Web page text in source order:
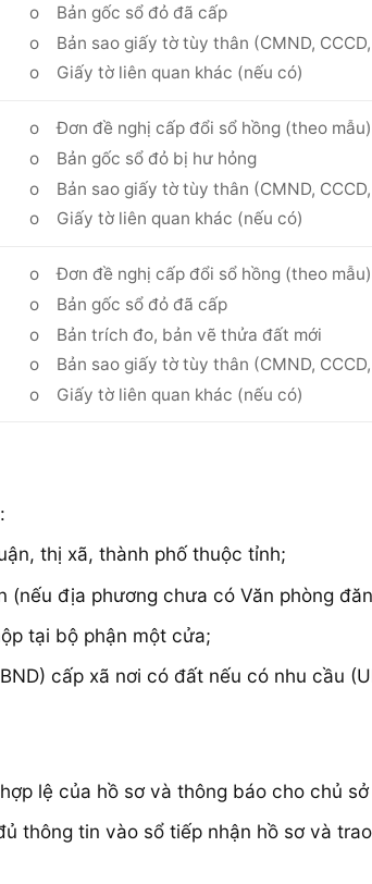
o Bản gốc sổ đỏ đã cấp
o Bản sao giấy tờ tùy thân (CMND,
o Giấy tờ liên quan khác (nếu có)
o Đơn đề nghị cấp đổi sổ hồng (theo mẫu)
o Bản gốc sổ đỏ bị hư hỏng
o Bản sao giấy tờ tùy thân (CMND,
o Giấy tờ liên quan khác (nếu có)
o Đơn đề nghị cấp đổi sổ hồng (theo mẫu)
o Bản gốc sổ đỏ đã cấp
o Bản trích đo, bản vẽ thửa đất mới
o Bản sao giấy tờ tùy thân (CMND,
o Giấy tờ liên quan khác (nếu có)
thị xã, thành phố thuộc tỉnh;
địa phương chưa có Văn phòng
tại bộ phận một cửa;
cấp xã nơi có đất nếu có nhu cầu
lệ của hồ sơ và thông báo cho chủ
thông tin vào sổ tiếp nhận hồ sơ và